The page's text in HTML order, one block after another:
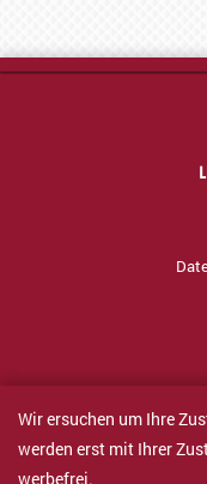
Wir ersuchen um Ihre
werden erst mit Ihrer
werbefrei.